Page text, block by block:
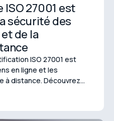
ISO 27001 est
sécurité des
de la
ISO 27001 est
en ligne et les
à distance. Découvrez
données des étudiants,
des évaluations